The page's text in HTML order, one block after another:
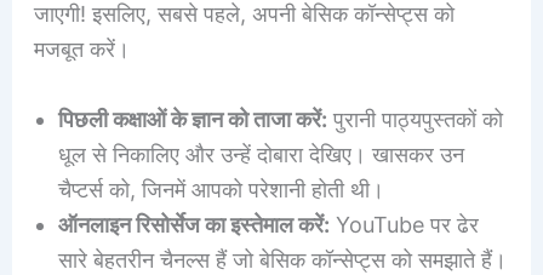
जाएगी! इसलिए, सबसे पहले, अपनी बेसिक कॉन्सेप्ट्स को
मजबूत करें।
पिछली कक्षाओं के ज्ञान को ताजा करें: पुरानी पाठ्यपुस्तकों को
धूल से निकालिए और उन्हें दोबारा देखिए। खासकर उन
चैप्टर्स को, जिनमें आपको परेशानी होती थी।
ऑनलाइन रिसोर्सेज का इस्तेमाल करें: YouTube पर ढेर
सारे बेहतरीन चैनल्स हैं जो बेसिक कॉन्सेप्ट्स को समझाते हैं।